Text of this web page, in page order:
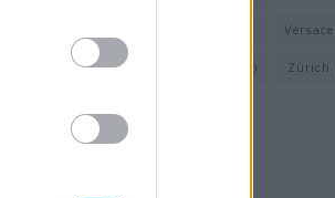
Versace
Wolford (18) Zürich